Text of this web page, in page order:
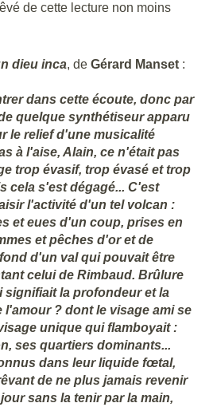
de cette lecture non moins
dieu inca, deGérard Manset :
dans cette écoute, donc par
quelque synthétiseur apparu
le relief d'une musicalité
à l'aise, Alain, ce n'était pas
trop évasif, trop évasé et trop
cela s'est dégagé... C'est
l'activité d'un tel volcan :
et eues d'un coup, prises en
et pêches d'or et de
d'un val qui pouvait être
celui de Rimbaud. Brûlure
signifiait la profondeur et la
l'amour ? dont le visage ami se
unique qui flamboyait :
ses quartiers dominants...
dans leur liquide fœtal,
de ne plus jamais revenir
sans la tenir par la main,